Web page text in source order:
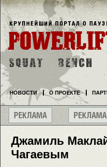
Джамиль
Чагаевым
НОВОСТИ О ПРОЕКТЕ